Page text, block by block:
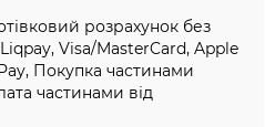
розрахунок без
Visa/MasterCard, Apple
Покупка частинами
частинами від